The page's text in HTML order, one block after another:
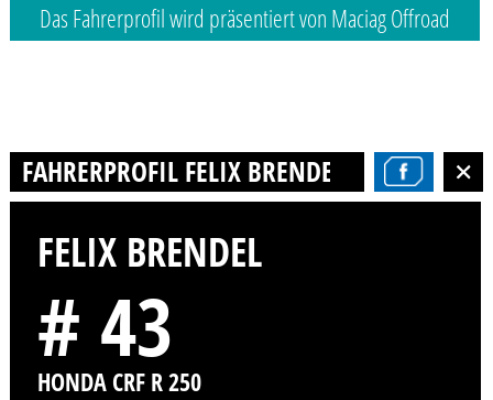
Das Fahrerprofil wird präsentiert von Maciag Offroad
FAHRERPROFIL FELIX BRENDEL
FELIX BRENDEL
# 43
HONDA CRF R 250